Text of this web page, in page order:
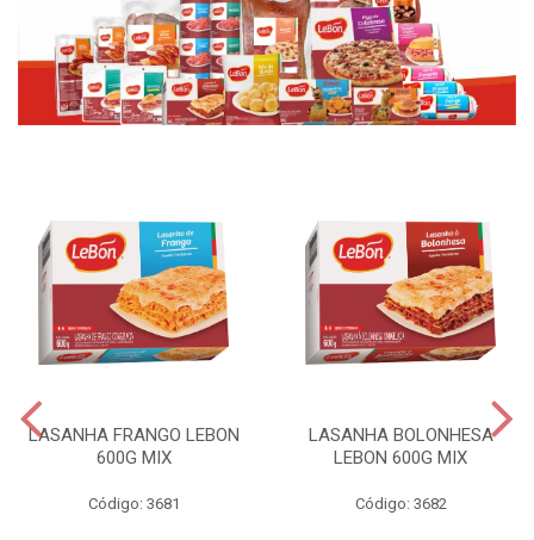
LASANHA FRANGO LEBON
600G MIX
Código: 3681
LASANHA BOLONHESA
LEBON 600G MIX
Código: 3682